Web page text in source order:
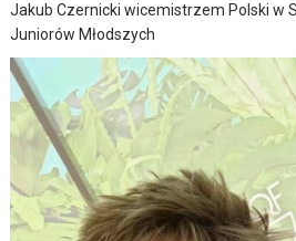
Jakub Czernicki wicemistrzem Polski w
Juniorów Młodszych